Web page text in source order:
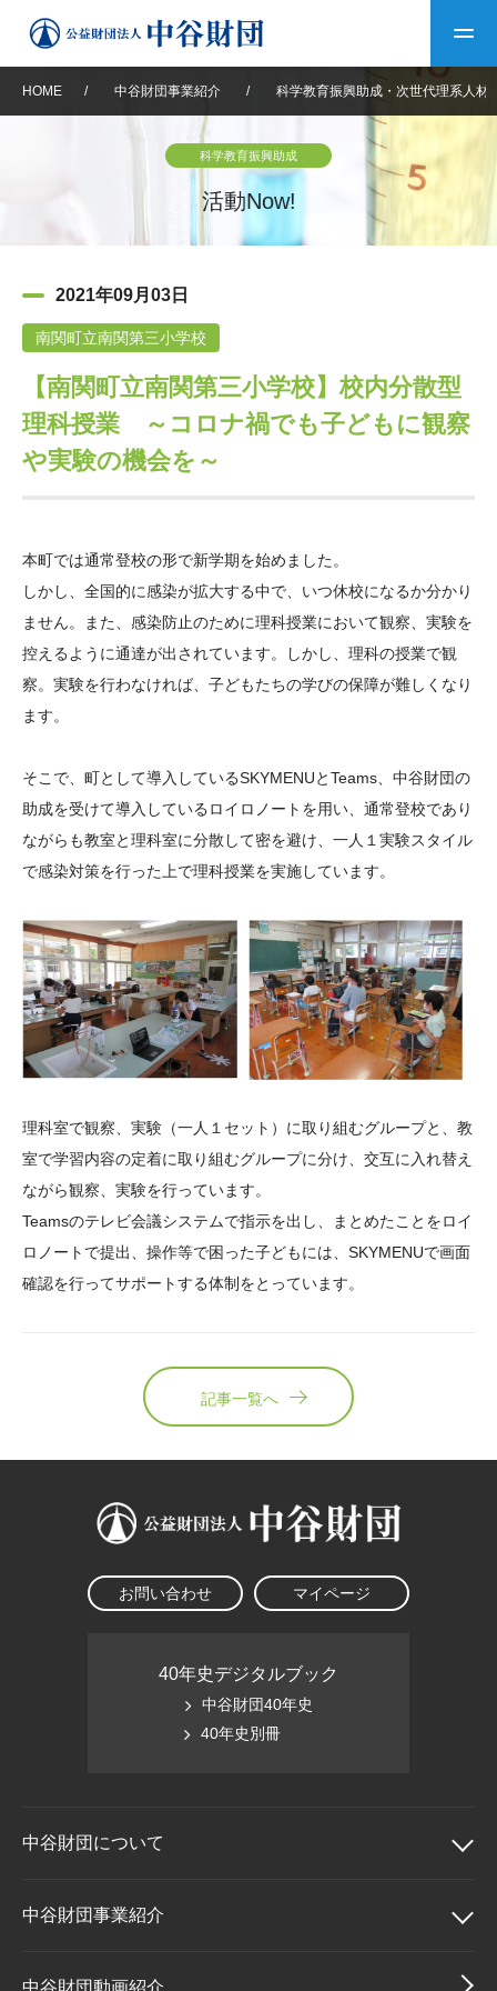
中谷財団について
設立趣意書
沿革 40年史デジタルブック
中谷財団40年史
年報一覧 中谷財団レポート
中谷財団事業紹介
神戸賞 長期大型研究助成
研究助成
ム
科学教育振興助成・
次世代理系人材育成プ
ログラム助成
中谷財団動画紹介
その他情報
その他情報
アクセス よくあるご質問
サイトマップ 中谷財団アーカイブ
お問い合わせ
日本語 English マイページ
HOME / 中谷財団事業紹介 / 科学教育振興助成・次世代理系人材
科学教育振興助成
活動Now!
2021年09月03日
南関町立南関第三小学校
【南関町立南関第三小学校】校内分散型
理科授業 ～コロナ禍でも子どもに観察
や実験の機会を～
本町では通常登校の形で新学期を始めました。
しかし、全国的に感染が拡大する中で、いつ休校になるか分かり
ません。また、感染防止のために理科授業において観察、実験を
控えるように通達が出されています。しかし、理科の授業で観
察。実験を行わなければ、子どもたちの学びの保障が難しくなり
ます。
そこで、町として導入しているSKYMENUとTeams、中谷財団の
助成を受けて導入しているロイロノートを用い、通常登校であり
ながらも教室と理科室に分散して密を避け、一人１実験スタイル
で感染対策を行った上で理科授業を実施しています。
理科室で観察、実験（一人１セット）に取り組むグループと、教
室で学習内容の定着に取り組むグループに分け、交互に入れ替え
ながら観察、実験を行っています。
Teamsのテレビ会議システムで指示を出し、まとめたことをロイ
ロノートで提出、操作等で困った子どもには、SKYMENUで画面
確認を行ってサポートする体制をとっています。
記事一覧へ
お問い合わせ マイページ
40年史デジタルブック
中谷財団40年史
40年史別冊
中谷財団について
中谷財団について
理事長挨拶
中谷財団事業紹介
中谷財団事業紹介